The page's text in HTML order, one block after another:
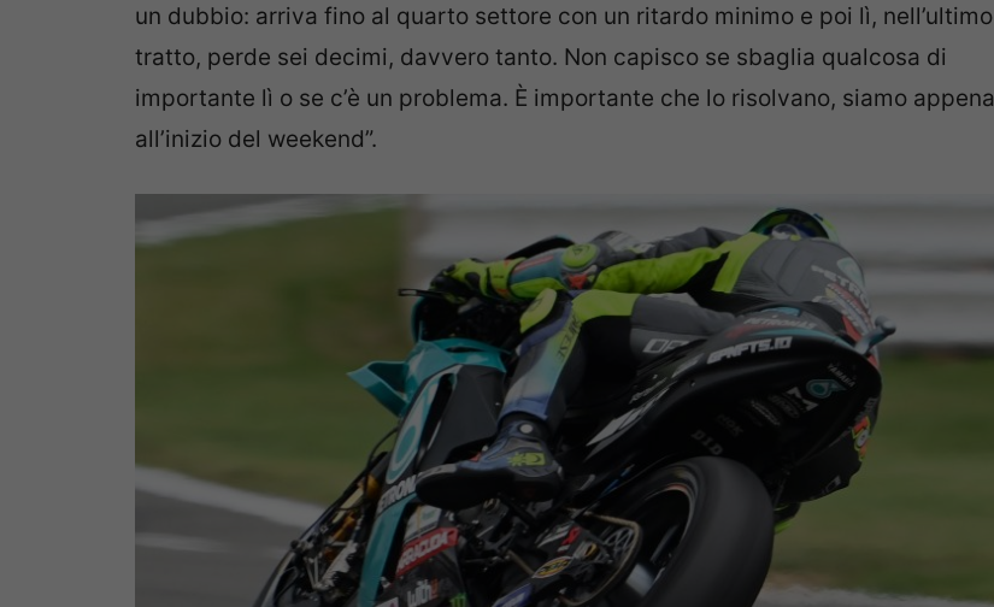
un dubbio: arriva fino al quarto settore con un ritardo minimo e poi lì, nell’ultimo
tratto, perde sei decimi, davvero tanto. Non capisco se sbaglia qualcosa di
importante lì o se c’è un problema. È importante che lo risolvano, siamo appena
all’inizio del weekend”.